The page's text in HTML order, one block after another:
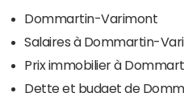
Dommartin-Varimont
Salaires à Dommartin-
Prix immobilier à
Dette et budget de